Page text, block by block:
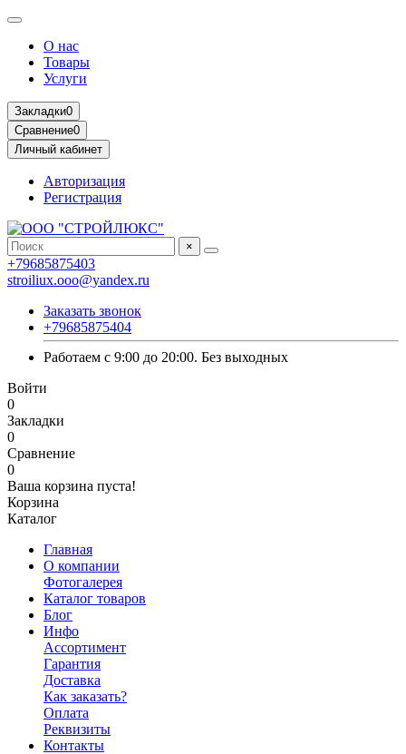
О нас
Товары
Услуги
Закладки0
Сравнение0
Личный кабинет
Авторизация
Регистрация
×
+79685875403
stroiliux.ooo@yandex.ru
Заказать звонок
+79685875404
Работаем с 9:00 до 20:00. Без выходных
Войти
0
Закладки
0
Сравнение
0
Ваша корзина пуста!
Корзина
Каталог
Главная
О компании
Фотогалерея
Каталог товаров
Блог
Инфо
Ассортимент
Гарантия
Доставка
Как заказать?
Оплата
Реквизиты
Контакты